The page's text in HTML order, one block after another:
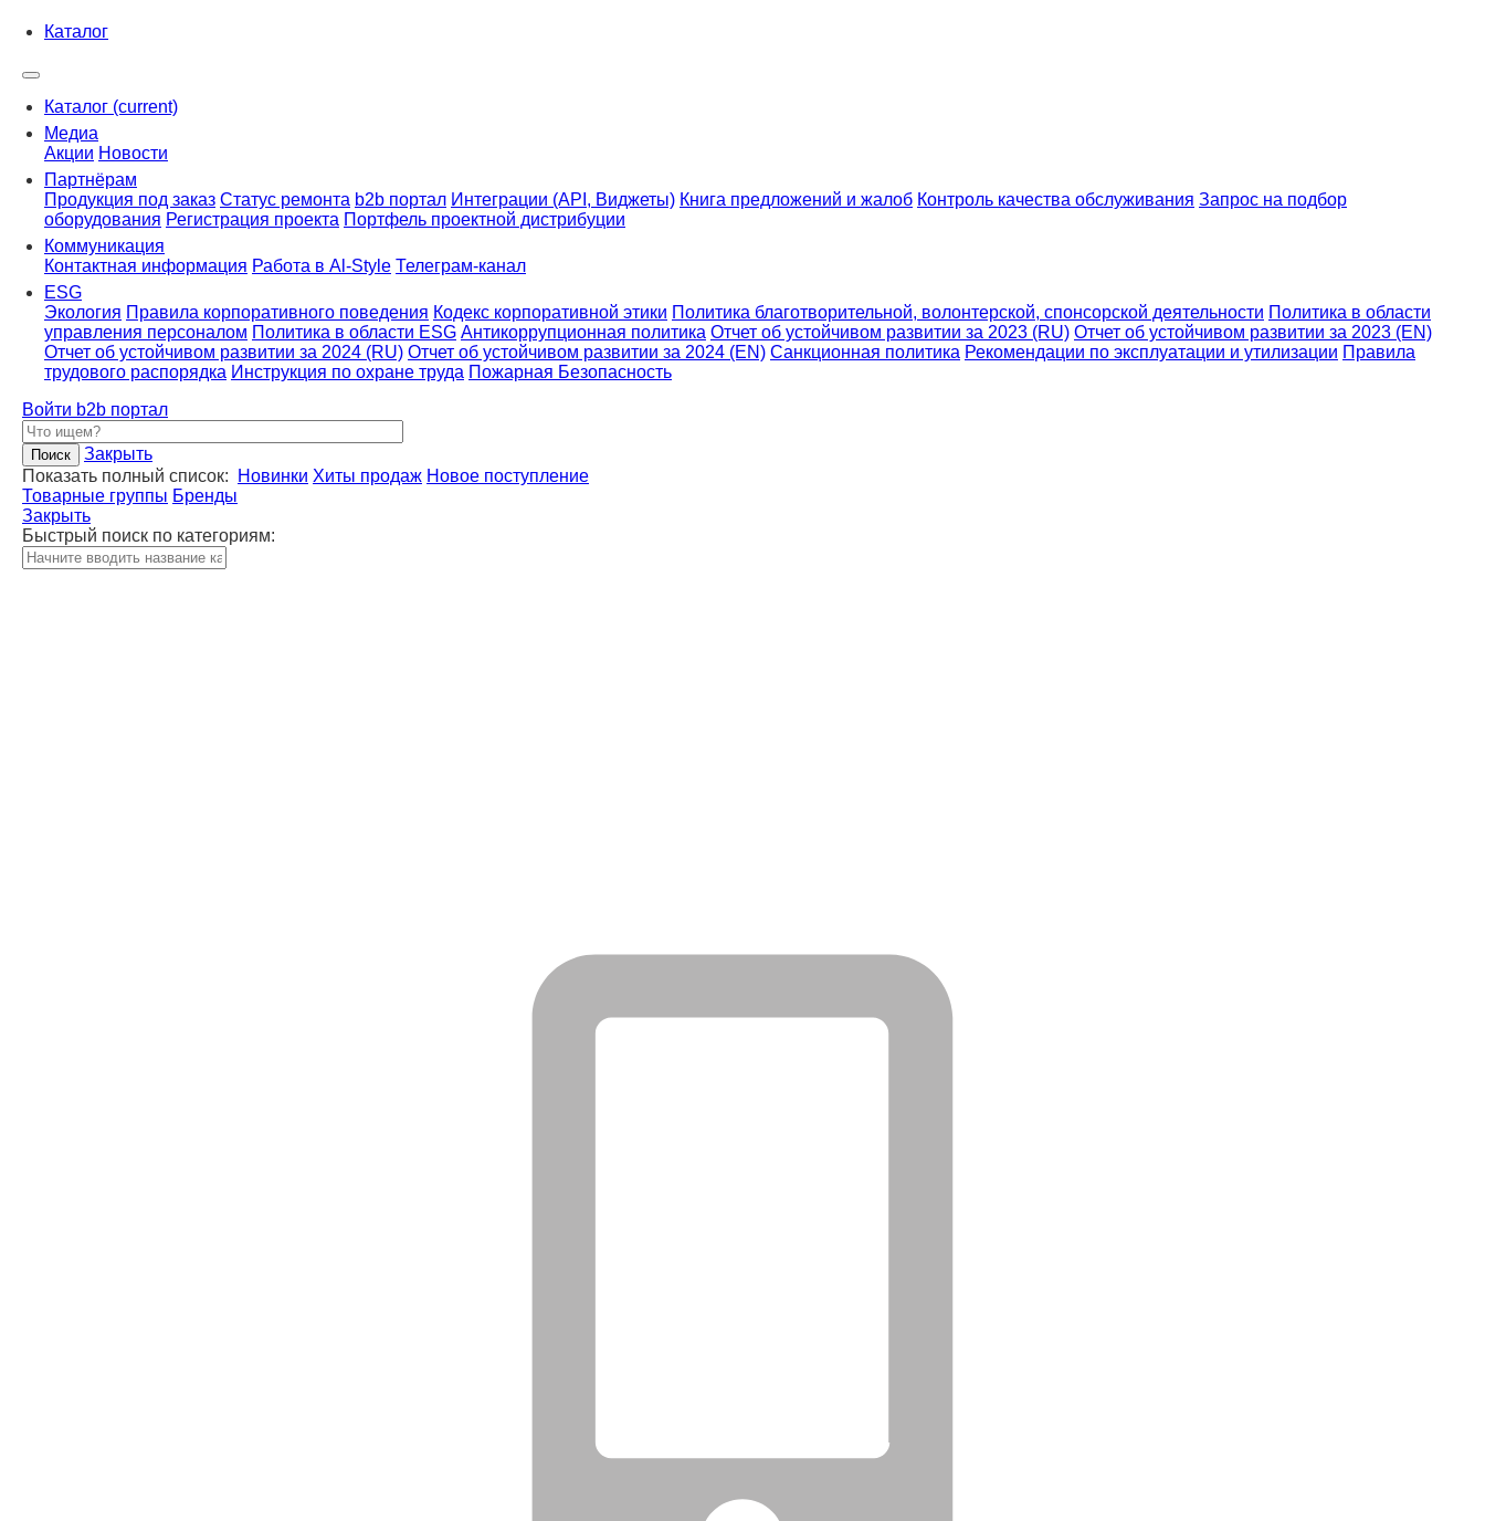
Каталог
Каталог (current)
Медиа
Акции Новости
Партнёрам
Продукция под заказ Статус ремонта b2b портал Интеграции (API, Виджеты) Книга предложений и жалоб Контроль качества обслуживания Запрос на подбор
оборудования Регистрация проекта Портфель проектной дистрибуции
Коммуникация
Контактная информация Работа в Al-Style Телеграм-канал
ESG
Экология Правила корпоративного поведения Кодекс корпоративной этики Политика благотворительной, волонтерской, спонсорской деятельности Политика в области
управления персоналом Политика в области ESG Антикоррупционная политика Отчет об устойчивом развитии за 2023 (RU) Отчет об устойчивом развитии за 2023 (EN)
Отчет об устойчивом развитии за 2024 (RU) Отчет об устойчивом развитии за 2024 (EN) Санкционная политика Рекомендации по эксплуатации и утилизации Правила
трудового распорядка Инструкция по охране труда Пожарная Безопасность
Войти b2b портал
Закрыть
Показать полный список:
Новинки Хиты продаж Новое поступление
Товарные группы Бренды
Закрыть
Быстрый поиск по категориям: